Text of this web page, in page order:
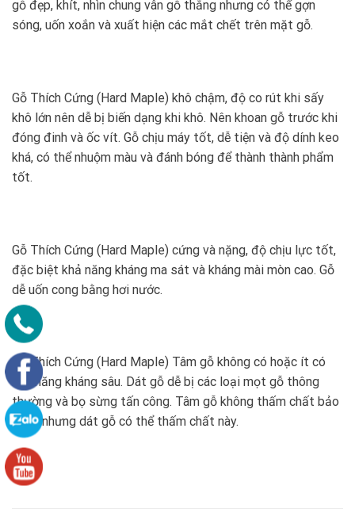
gỗ đẹp, khít, nhìn chung vân gỗ thẳng nhưng có thể gợn
sóng, uốn xoắn và xuất hiện các mắt chết trên mặt gỗ.
Gỗ Thích Cứng (Hard Maple) khô chậm, độ co rút khi sấy
khô lớn nên dễ bị biến dạng khi khô. Nên khoan gỗ trước khi
đóng đinh và ốc vít. Gỗ chịu máy tốt, dễ tiện và độ dính keo
khá, có thể nhuộm màu và đánh bóng để thành thành phẩm
tốt.
Gỗ Thích Cứng (Hard Maple) cứng và nặng, độ chịu lực tốt,
đặc biệt khả năng kháng ma sát và kháng mài mòn cao. Gỗ
dễ uốn cong bằng hơi nước.
Gỗ Thích Cứng (Hard Maple) Tâm gỗ không có hoặc ít có
khả năng kháng sâu. Dát gỗ dễ bị các loại mọt gỗ thông
thường và bọ sừng tấn công. Tâm gỗ không thấm chất bảo
quản nhưng dát gỗ có thể thấm chất này.